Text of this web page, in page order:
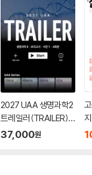
2027 UAA 생명과학2
트레일러(TRAILER)
시즌1 4회분+복습용
37,000원